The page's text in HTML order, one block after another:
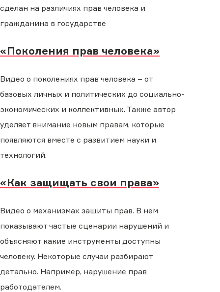
сделан на различиях прав человека и
гражданина в государстве
«Поколения прав человека»
Видео о поколениях прав человека – от
базовых личных и политических до социально-
экономических и коллективных. Также автор
уделяет внимание новым правам, которые
появляются вместе с развитием науки и
технологий.
«Как защищать свои права»
Видео о механизмах защиты прав. В нем
показывают частые сценарии нарушений и
объясняют какие инструменты доступны
человеку. Некоторые случаи разбирают
детально. Например, нарушение прав
работодателем.